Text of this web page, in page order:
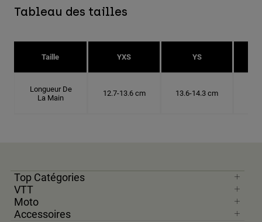
Tableau des tailles
Taille YXS YS
Longueur De
La Main
12.7-13.6 cm 13.6-14.3 cm
Top Catégories
VTT
Moto
Accessoires